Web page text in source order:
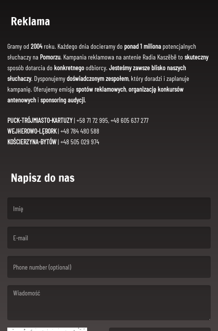
Reklama
Gramy od 2004roku. Każdego dnia docieramy do ponad 1 miliona potencjalnych
słuchaczy na Pomorzu. Kampania reklamowa na antenie Radia Kaszëbë toskuteczny
sposób dotarcia dokonkretnegoodbiorcy. Jesteśmy zawsze blisko naszych
słuchaczy. Dysponujemydoświadczonym zespołem, który doradzi i zaplanuje
kampanię. Oferujemy emisję spotów reklamowych,organizację konkursów
antenowychi sponsoring audycji.
PUCK-TRÓJMIASTO-KARTUZY| +58 71 72 995, +48 605 637 277
WEJHEROWO-LĘBORK| +48 784 480 588
KOŚCIERZYNA-BYTÓW| +48 505 029 974
Napisz do nas